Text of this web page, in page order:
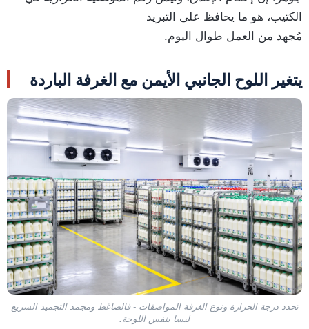
الكتيب، هو ما يحافظ على التبريد
مُجهد من العمل طوال اليوم.
يتغير اللوح الجانبي الأيمن مع الغرفة الباردة
تحدد درجة الحرارة ونوع الغرفة المواصفات - فالضاغط ومجمد التجميد السريع
ليسا بنفس اللوحة.